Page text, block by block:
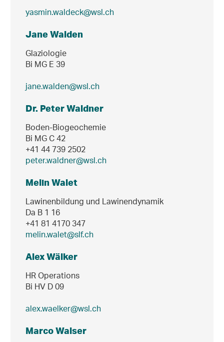
yasmin.waldeck@wsl.ch
Jane Walden
Glaziologie
Bi MG E 39
jane.walden@wsl.ch
Dr. Peter Waldner
Boden-Biogeochemie
Bi MG C 42
+41 44 739 2502
peter.waldner@wsl.ch
Melin Walet
Lawinenbildung und Lawinendynamik
Da B 1 16
+41 81 4170 347
melin.walet@slf.ch
Alex Wälker
HR Operations
Bi HV D 09
alex.waelker@wsl.ch
Marco Walser